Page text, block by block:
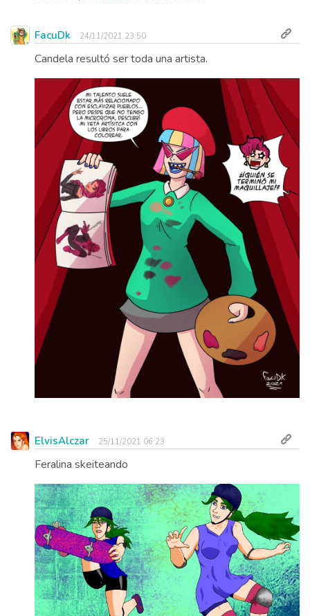
FacuDk 24/11/2021 23:50
Candela resultó ser toda una artista.
ElvisAlczar 25/11/2021 06:23
Feralina skeiteando